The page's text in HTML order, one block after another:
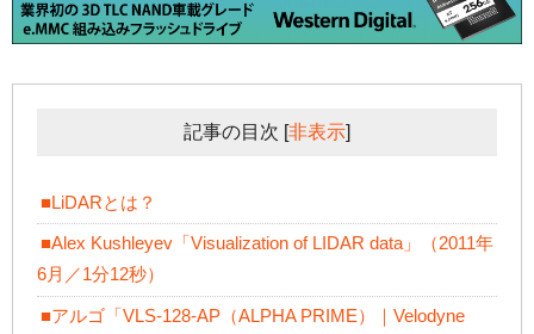
記事の目次 [非表示]
■LiDARとは？
■Alex Kushleyev「Visualization of LIDAR data」（2011年
6月／1分12秒）
■アルゴ「VLS-128-AP（ALPHA PRIME）｜Velodyne